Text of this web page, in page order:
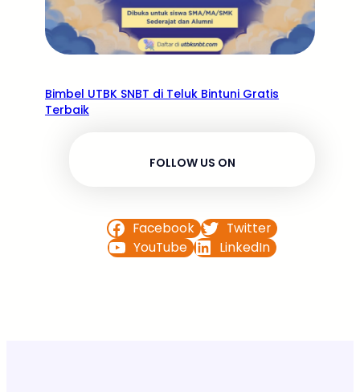
Bimbel UTBK SNBT di Teluk Bintuni Gratis
Terbaik
FOLLOW US ON
Facebook
Twitter
YouTube
LinkedIn